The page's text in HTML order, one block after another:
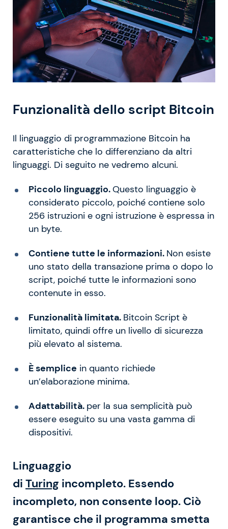
Funzionalità dello script Bitcoin
Il linguaggio di programmazione Bitcoin ha
caratteristiche che lo differenziano da altri
linguaggi. Di seguito ne vedremo alcuni.
Piccolo linguaggio.Questo linguaggio è
considerato piccolo, poiché contiene solo
256 istruzioni e ogni istruzione è espressa in
un byte.
Contiene tutte le informazioni. Non esiste
uno stato della transazione prima o dopo lo
script, poiché tutte le informazioni sono
contenute in esso.
Funzionalità limitata. Bitcoin Script è
limitato, quindi offre un livello di sicurezza
più elevato al sistema.
È semplice in quanto richiede
un’elaborazione minima.
Adattabilità. per la sua semplicità può
essere eseguito su una vasta gamma di
dispositivi.
Linguaggio
di Turing incompleto. Essendo
incompleto, non consente loop. Ciò
garantisce che il programma smetta